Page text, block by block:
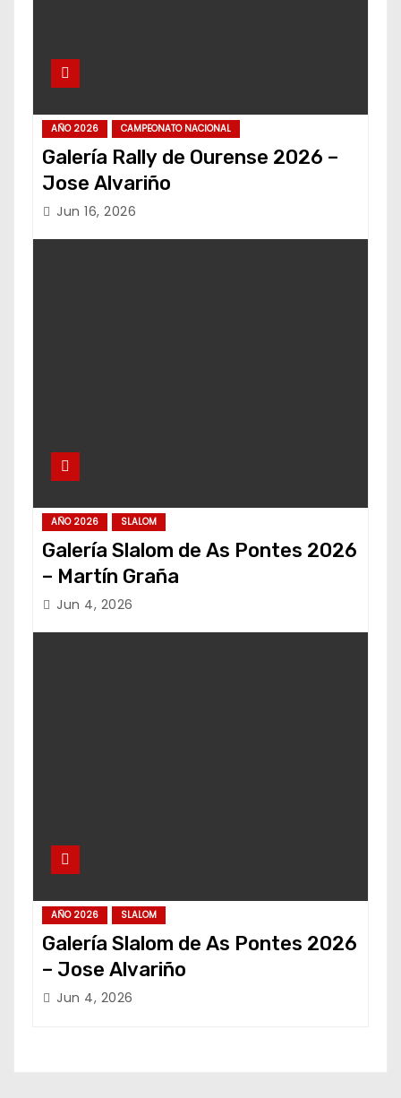
AÑO 2026 CAMPEONATO NACIONAL
Galería Rally de Ourense 2026 –
Jose Alvariño
Jun 16, 2026
AÑO 2026 SLALOM
Galería Slalom de As Pontes 2026
– Martín Graña
Jun 4, 2026
AÑO 2026 SLALOM
Galería Slalom de As Pontes 2026
– Jose Alvariño
Jun 4, 2026